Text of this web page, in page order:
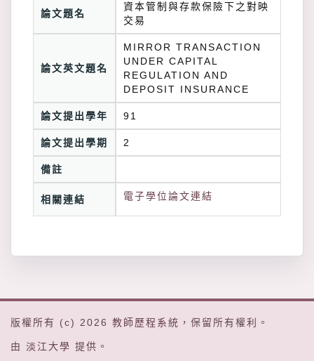
論文題名
資本管制與存款保險下之對映
交易
論文英文題名
MIRROR TRANSACTION
UNDER CAPITAL
REGULATION AND
DEPOSIT INSURANCE
論文提出學年 91
論文提出學期 2
備註
相關連結 電子學位論文連結
版權所有 (c) 2026 教師歷程系統 ，保留所有權利。
由 淡江大學 提供。